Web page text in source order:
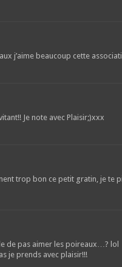
j’aime beaucoup cette
Je note avec Plaisir;)xxx
trop bon ce petit gratin, je te
de pas aimer les poireaux…? lol
je prends avec plaisir!!!